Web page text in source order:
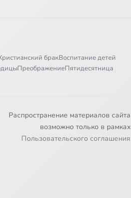
бракВоспитание детей
ПреображениеПятидесятница
Распространение материалов сайта
возможно только в рамках
Пользовательского соглашения